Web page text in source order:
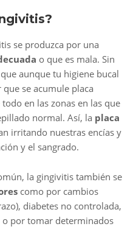
se produzca por una
o que es mala. Sin
aunque tu higiene bucal
se acumule placa
en las zonas en las que
normal. Así, la placa
irritando nuestras encías y
y el sangrado.
la gingivitis también se
como por cambios
diabetes no controlada,
por tomar determinados